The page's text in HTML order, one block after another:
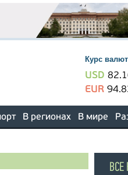
Курс
USD
EUR
В регионах В мире
ВСЕ